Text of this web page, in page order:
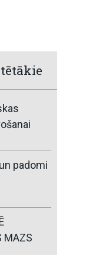
padomi
MAZS